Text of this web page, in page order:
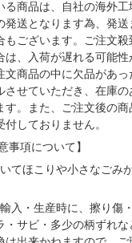
る商品は、自社の海外
発送となります為、発送
もございます。ご注文
は、入荷が遅れる可能
文商品の中に欠品があ
させていただき、在庫
す。また、ご注文後の
しておりません。
事項について】
てほこりや⼩さなごみ
⼊・⽣産時に、擦り傷
・サビ・多少の柄ずれな